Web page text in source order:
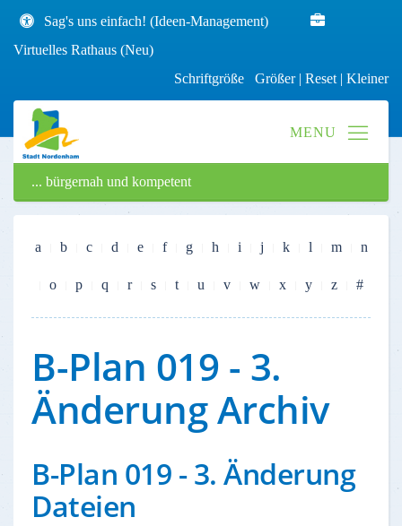
Sag's uns einfach! (Ideen-Management)
Virtuelles Rathaus (Neu)
Schriftgröße Größer| Reset | Kleiner
... bürgernah und kompetent
a b c d e f g h i j k l m n
o p q r s t u v w x y z #
B-Plan 019 - 3.
Änderung Archiv
B-Plan 019 - 3. Änderung
Dateien